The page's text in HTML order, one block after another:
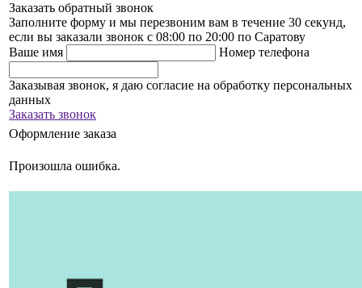
Заказать обратный звонок
Заполните форму и мы перезвоним вам в течение 30 секунд,
если вы заказали звонок с 08:00 по 20:00 по Саратову
Ваше имя
Номер телефона
Заказывая звонок, я даю согласие на обработку персональных
данных
Заказать звонок
Оформление заказа
Произошла ошибка.